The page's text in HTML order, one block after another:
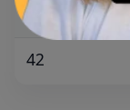
41
42